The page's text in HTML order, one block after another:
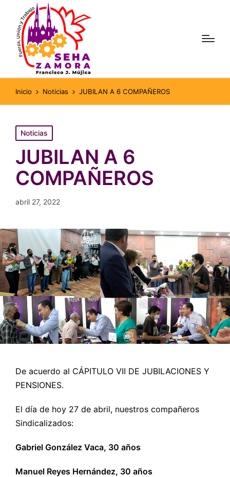
Inicio Noticias JUBILAN A 6 COMPAÑEROS
Publicado
en
Noticias
JUBILAN A 6
COMPAÑEROS
abril 27, 2022
De acuerdo al CÁPITULO VII DE JUBILACIONES Y
PENSIONES.
El día de hoy 27 de abril, nuestros compañeros
Sindicalizados:
Gabriel González Vaca, 30 años
Manuel Reyes Hernández, 30 años